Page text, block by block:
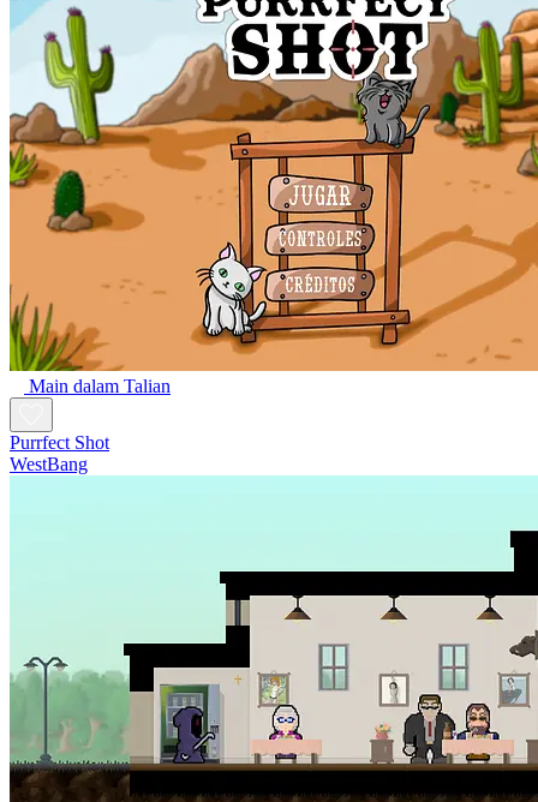
Main dalam Talian
Purrfect Shot
WestBang